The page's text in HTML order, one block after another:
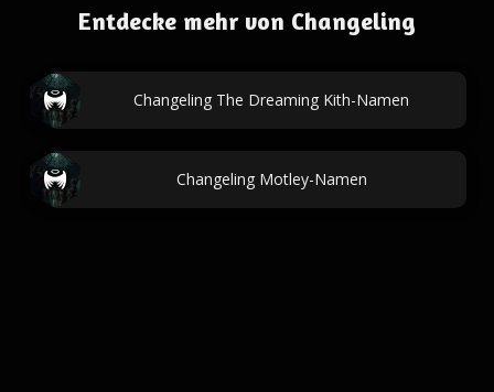
Entdecke mehr von Changeling
Changeling The Dreaming Kith-Namen
Changeling Motley-Namen